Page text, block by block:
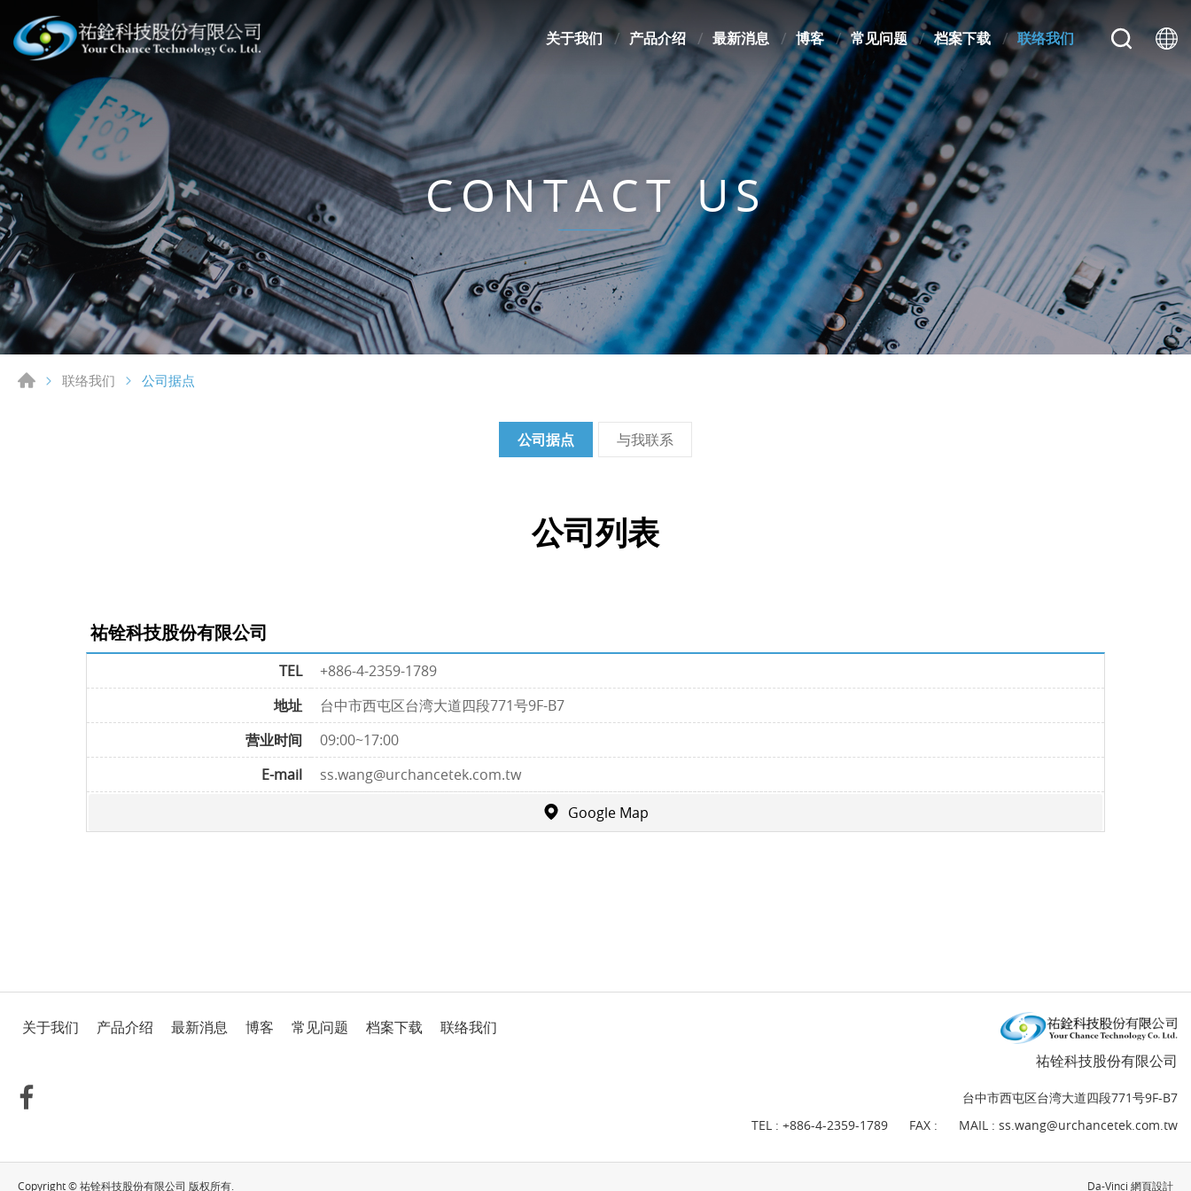
关于我们 产品介绍 最新消息 博客 常见问题 档案下载 联络我们
CONTACT US
联络我们 公司据点
公司据点 与我联系
公司列表
祐铨科技股份有限公司
TEL
+886-4-2359-1789
地址
台中市西屯区台湾大道四段771号9F-B7
营业时间
09:00~17:00
E-mail
ss.wang@urchancetek.com.tw
Google Map
关于我们 产品介绍 最新消息 博客 常见问题 档案下载
联络我们
祐铨科技股份有限公司
台中市西屯区台湾大道四段771号9F-B7
TEL : +886-4-2359-1789 FAX : MAIL : ss.wang@urchancetek.com.tw
Copyright © 祐铨科技股份有限公司 版权所有. Da-Vinci 網頁設計